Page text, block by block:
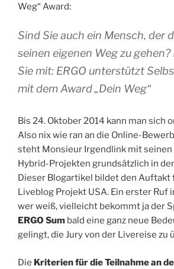
Weg“ Award:
Sind Sie auch ein Mensch, der
seinen eigenen Weg zu
Sie mit: ERGO unterstützt
mit dem Award „Dein Weg“
Bis 24. Oktober 2014 kann man sich
Also nix wie ran an die Online-
steht Monsieur Irgendlink mit
Hybrid-Projekten grundsätzlich in
Dieser Blogartikel bildet den Auftakt
Liveblog Projekt USA. Ein erster Ruf
wer weiß, vielleicht bekommt ja der
ERGO Sum bald eine ganz neue
gelingt, die Jury von der Livereise zu
Die Kriterien für die Teilnahme an